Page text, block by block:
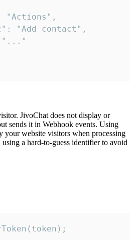
"Actions",
"Add contact",
JivoChat does not display or
sends it in Webhook events. Using
your website visitors when processing
a hard-to-guess identifier to avoid